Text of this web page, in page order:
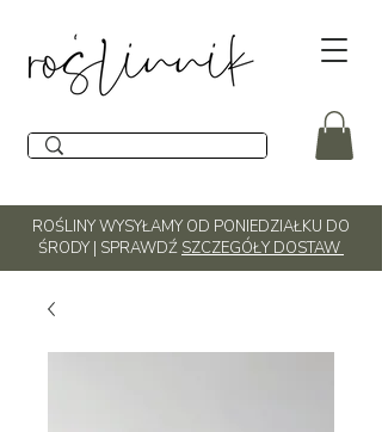
ROŚLINY WYSYŁAMY OD PONIEDZIAŁKU DO
ŚRODY | SPRAWDŹ SZCZEGÓŁY DOSTAW